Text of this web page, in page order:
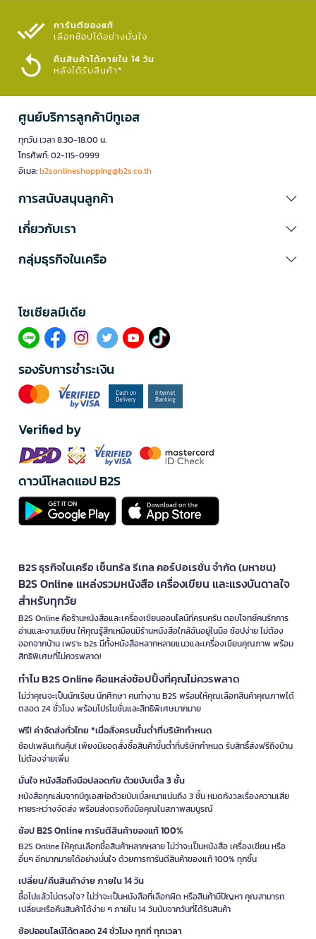
การันตีของแท้
เลือกช้อปได้อย่างมั่นใจ​
คืนสินค้าได้ภายใน 14 วัน
หลังได้รับสินค้า*
ศูนย์บริการลูกค้าบีทูเอส
ทุกวัน เวลา 8.30-18.00 น.
โทรศัพท์: 02-115-0999
อีเมล:b2sonlineshopping@b2s.co.th
การสนับสนุนลูกค้า
เกี่ยวกับเรา
กลุ่มธุรกิจในเครือ
โซเซียลมีเดีย​
รองรับการชำระเงิน
Verified by
ดาวน์โหลดแอป B2S
B2S ธุรกิจในเครือ เซ็นทรัล รีเทล คอร์ปอเรชั่น จำกัด (มหาชน)
B2S Online แหล่งรวมหนังสือ เครื่องเขียน และแรงบันดาลใจ
สำหรับทุกวัย
B2S Online คือร้านหนังสือและเครื่องเขียนออนไลน์ที่ครบครัน ตอบโจทย์คนรักการ
อ่านและงานเขียน ให้คุณรู้สึกเหมือนมีร้านหนังสือใกล้ฉันอยู่ในมือ ช้อปง่าย ไม่ต้อง
ออกจากบ้าน เพราะ b2s มีทั้งหนังสือหลากหลายแนวและเครื่องเขียนคุณภาพ พร้อม
สิทธิพิเศษที่ไม่ควรพลาด!
ทำไม B2S Online คือแหล่งช้อปปิ้งที่คุณไม่ควรพลาด
ไม่ว่าคุณจะเป็นนักเรียน นักศึกษา คนทำงาน B2S พร้อมให้คุณเลือกสินค้าคุณภาพได้
ตลอด 24 ชั่วโมง พร้อมโปรโมชั่นและสิทธิพิเศษมากมาย
ฟรี! ค่าจัดส่งทั่วไทย *เมื่อสั่งครบขั้นต่ำที่บริษัทกำหนด
ช้อปเพลินเกินคุ้ม! เพียงมียอดสั่งซื้อสินค้าขั้นต่ำที่บริษัทกำหนด รับสิทธิ์ส่งฟรีถึงบ้าน
ไม่ต้องจ่ายเพิ่ม
มั่นใจ หนังสือถึงมือปลอดภัย ด้วยบับเบิ้ล 3 ชั้น
หนังสือทุกเล่มจากบีทูเอสห่อด้วยบับเบิ้ลหนาแน่นถึง 3 ชั้น หมดกังวลเรื่องความเสีย
หายระหว่างจัดส่ง พร้อมส่งตรงถึงมือคุณในสภาพสมบูรณ์
ช้อป B2S Online การันตีสินค้าของแท้ 100%
B2S Online ให้คุณเลือกซื้อสินค้าหลากหลาย ไม่ว่าจะเป็นหนังสือ เครื่องเขียน หรือ
อื่นๆ อีกมากมายได้อย่างมั่นใจ ด้วยการการันตีสินค้าของแท้ 100% ทุกชิ้น
เปลี่ยน/คืนสินค้าง่าย ภายใน 14 วัน
ซื้อไปแล้วไม่ตรงใจ? ไม่ว่าจะเป็นหนังสือที่เลือกผิด หรือสินค้ามีปัญหา คุณสามารถ
เปลี่ยนหรือคืนสินค้าได้ง่าย ๆ ภายใน 14 วันนับจากวันที่ได้รับสินค้า
ช้อปออนไลน์ได้ตลอด 24 ชั่วโมง ทุกที่ ทุกเวลา